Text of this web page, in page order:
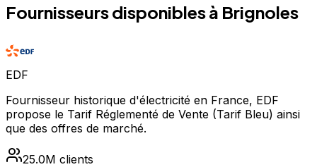
Fournisseurs disponibles à Brignoles
EDF
Fournisseur historique d'électricité en France, EDF
propose le Tarif Réglementé de Vente (Tarif Bleu) ainsi
que des offres de marché.
25.0M clients